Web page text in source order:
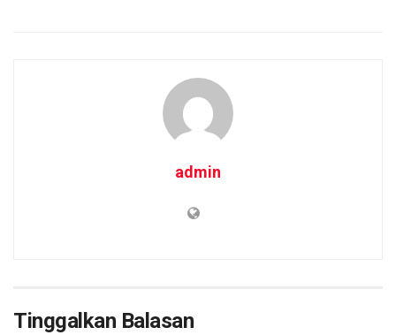
admin
Tinggalkan Balasan